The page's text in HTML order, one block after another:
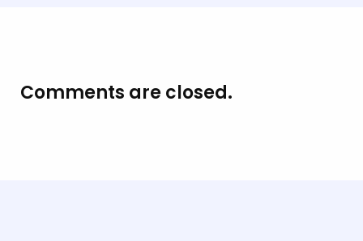
Comments are closed.